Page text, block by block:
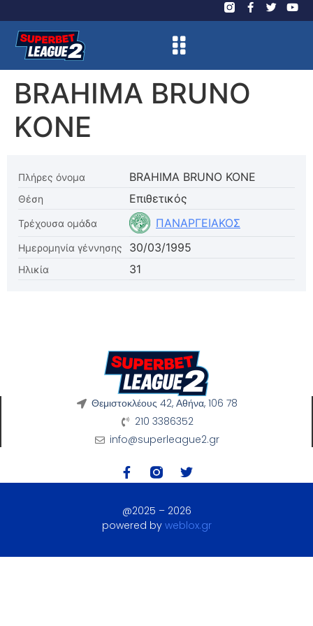
BRAHIMA BRUNO
KONE
Πλήρες όνομα BRAHIMA BRUNO KONE
Θέση Επιθετικός
Τρέχουσα ομάδα ΠΑΝΑΡΓΕΙΑΚΟΣ
Ημερομηνία γέννησης 30/03/1995
Ηλικία 31
Θεμιστοκλέους 42, Αθήνα, 106 78
210 3386352
info@superleague2.gr
@2025 – 2026
powered by weblox.gr